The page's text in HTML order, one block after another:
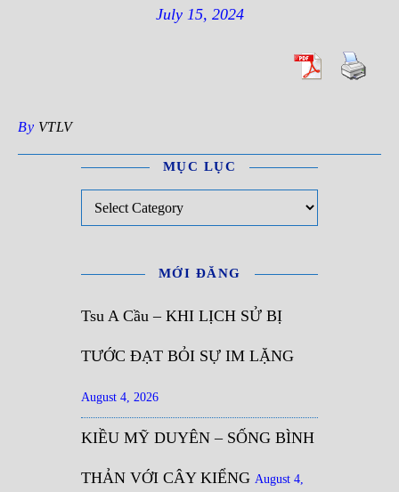
July 15, 2024
By VTLV
MỤC LỤC
MỚI ĐĂNG
Tsu A Cầu – KHI LỊCH SỬ BỊ
TƯỚC ĐẠT BỎI SỰ IM LẶNG
August 4, 2026
KIỀU MỸ DUYÊN – SỐNG BÌNH
THẢN VỚI CÂY KIỂNG August 4,